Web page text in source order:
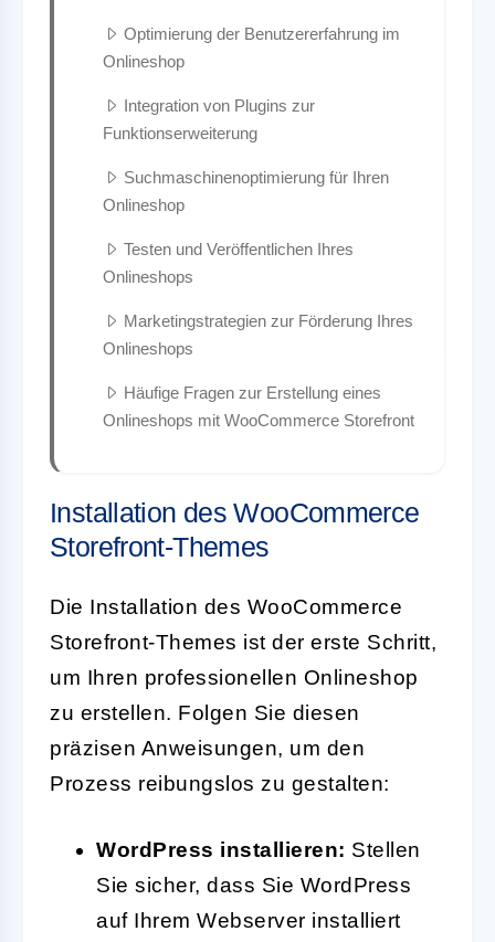
Optimierung der Benutzererfahrung im
Onlineshop
Integration von Plugins zur
Funktionserweiterung
Suchmaschinenoptimierung für Ihren
Onlineshop
Testen und Veröffentlichen Ihres
Onlineshops
Marketingstrategien zur Förderung Ihres
Onlineshops
Häufige Fragen zur Erstellung eines
Onlineshops mit WooCommerce Storefront
Installation des WooCommerce
Storefront-Themes
Die Installation des WooCommerce
Storefront-Themes ist der erste Schritt,
um Ihren professionellen Onlineshop
zu erstellen. Folgen Sie diesen
präzisen Anweisungen, um den
Prozess reibungslos zu gestalten:
WordPress installieren: Stellen
Sie sicher, dass Sie WordPress
auf Ihrem Webserver installiert